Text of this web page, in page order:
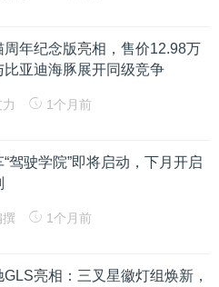
周年纪念版亮相，售价12.98万
比亚迪海豚展开同级竞争
1个月前
驾驶学院”即将启动，下月开启
1个月前
GLS亮相：三叉星徽灯组焕新，